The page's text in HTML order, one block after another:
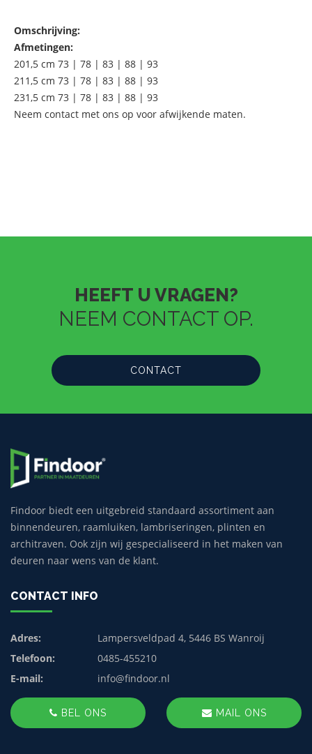
Omschrijving:
Afmetingen:
201,5 cm 73 | 78 | 83 | 88 | 93
211,5 cm 73 | 78 | 83 | 88 | 93
231,5 cm 73 | 78 | 83 | 88 | 93
Neem contact met ons op voor afwijkende maten.
HEEFT U VRAGEN?
NEEM CONTACT OP.
CONTACT
Findoor biedt een uitgebreid standaard assortiment aan
binnendeuren, raamluiken, lambriseringen, plinten en
architraven. Ook zijn wij gespecialiseerd in het maken van
deuren naar wens van de klant.
CONTACT INFO
Adres:
Lampersveldpad 4, 5446 BS Wanroij
Telefoon:
0485-455210
E-mail:
info@findoor.nl
BEL ONS MAIL ONS